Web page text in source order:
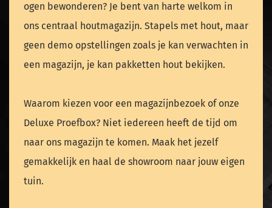
ogen bewonderen? Je bent van harte welkom in
ons centraal houtmagazijn. Stapels met hout, maar
geen demo opstellingen zoals je kan verwachten in
een magazijn, je kan pakketten hout bekijken.
Waarom kiezen voor een magazijnbezoek of onze
Deluxe Proefbox? Niet iedereen heeft de tijd om
naar ons magazijn te komen. Maak het jezelf
gemakkelijk en haal de showroom naar jouw eigen
tuin.